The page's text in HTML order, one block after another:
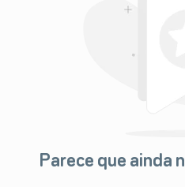
Parece que ainda